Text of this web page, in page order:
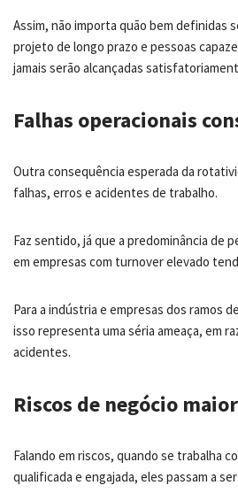
Assim, não importa quão bem definidas
projeto de longo prazo e pessoas
jamais serão alcançadas
Falhas operacionais
Outra consequência esperada da
falhas, erros e acidentes de trabalho.
Faz sentido, já que a predominância de
em empresas com turnover elevado
Para a indústria e empresas dos ramos
isso representa uma séria ameaça, em
acidentes.
Riscos de negócio
Falando em riscos, quando se trabalha
qualificada e engajada, eles passam a